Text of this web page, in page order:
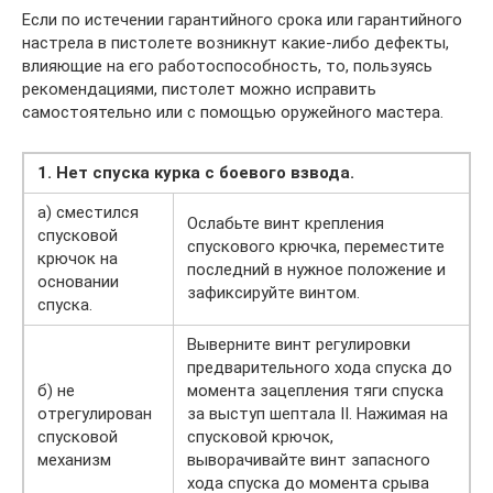
Если по истечении гарантийного срока или гарантийного
настрела в пистолете возникнут какие-либо дефекты,
влияющие на его работоспособность, то, пользуясь
рекомендациями, пистолет можно исправить
самостоятельно или с помощью оружейного мастера.
1. Нет спуска курка с боевого взвода.
а) сместился
спусковой
крючок на
основании
спуска.
Ослабьте винт крепления
спускового крючка, переместите
последний в нужное положение и
зафиксируйте винтом.
б) не
отрегулирован
спусковой
механизм
Выверните винт регулировки
предварительного хода спуска до
момента зацепления тяги спуска
за выступ шептала II. Нажимая на
спусковой крючок,
выворачивайте винт запасного
хода спуска до момента срыва